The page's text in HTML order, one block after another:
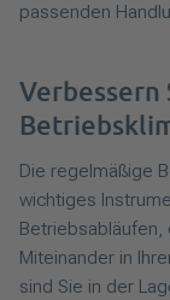
passenden
Verbessern
Die regelmäßige
wichtiges
Betriebsabläufen,
Miteinander in
sind Sie in der